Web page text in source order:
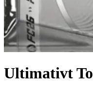
Ultimativt